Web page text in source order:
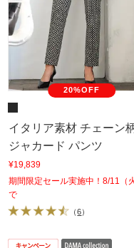
20%OFF
イタリア素材 チェーン
ジャカード パンツ
¥19,839
期間限定セール実施中！8/11（
で
（6）